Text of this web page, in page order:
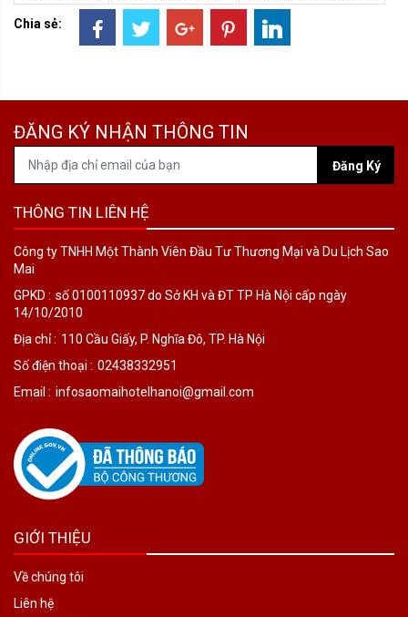
Chia sẻ:
ĐĂNG KÝ NHẬN THÔNG TIN
Đăng Ký
THÔNG TIN LIÊN HỆ
Công ty TNHH Một Thành Viên Đầu Tư Thương Mại và Du Lịch Sao
Mai
GPKD : số 0100110937 do Sở KH và ĐT TP Hà Nội cấp ngày
14/10/2010
Địa chỉ : 110 Cầu Giấy, P. Nghĩa Đô, TP. Hà Nội
Số điện thoại : 02438332951
Email : infosaomaihotelhanoi@gmail.com
GIỚI THIỆU
Về chúng tôi
Liên hệ